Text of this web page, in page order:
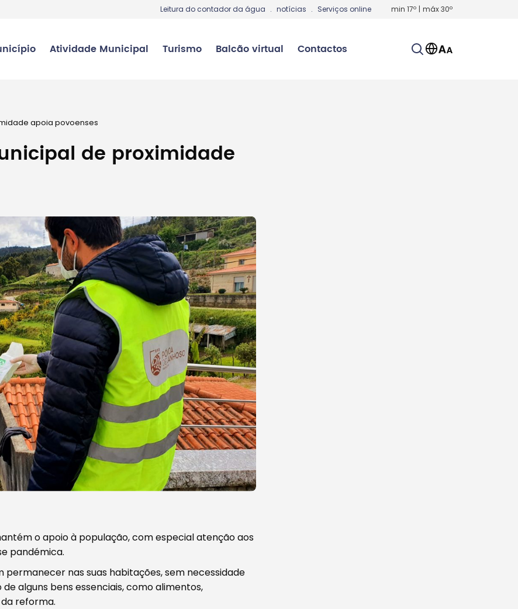
Leitura do contador da água . notícias . Serviços online min 17º | máx30º
Atividade Municipal Turismo Balcão virtual Contactos
apoia povoenses
de proximidade
o apoio à população, com especial atenção aos
pandémica.
nas suas habitações, sem necessidade
alguns bens essenciais, como alimentos,
reforma.